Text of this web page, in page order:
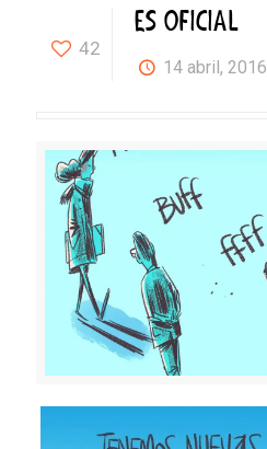
42
ES OFICIAL
14 abril, 2016